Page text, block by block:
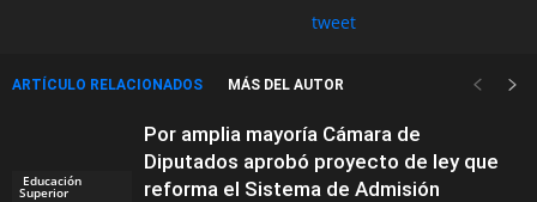
tweet
ARTÍCULO RELACIONADOS MÁS DEL AUTOR
Educación
Superior
Por amplia mayoría Cámara de
Diputados aprobó proyecto de ley que
reforma el Sistema de Admisión